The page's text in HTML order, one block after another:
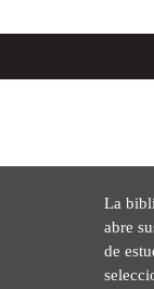
La
abre
de